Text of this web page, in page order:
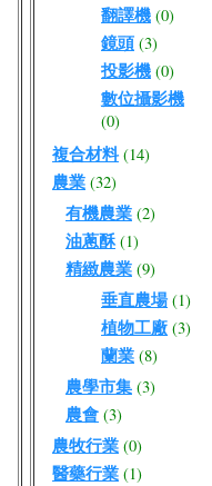
翻譯機 (0)
鏡頭 (3)
投影機 (0)
數位攝影機
(0)
複合材料 (14)
農業 (32)
有機農業 (2)
油蔥酥 (1)
精緻農業 (9)
垂直農場 (1)
植物工廠 (3)
蘭業 (8)
農學市集 (3)
農會 (3)
農牧行業 (0)
醫藥行業 (1)